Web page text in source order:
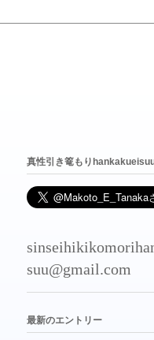
真性引き篭もり
suu@gmail.com
最新のエントリー